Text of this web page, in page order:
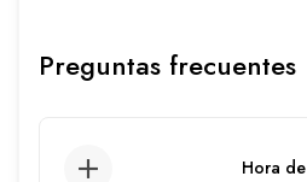
Preguntas frecuentes
Hora